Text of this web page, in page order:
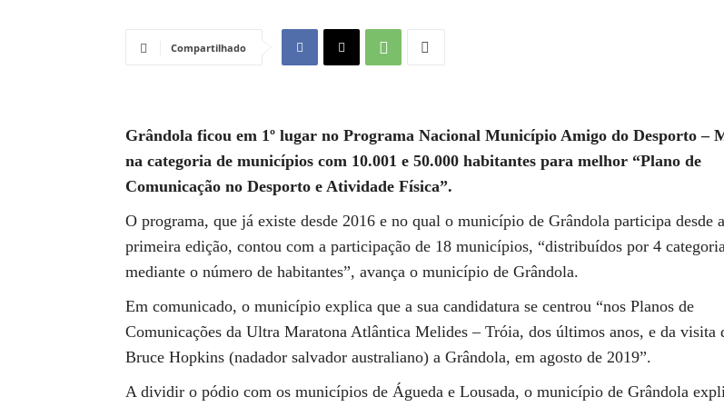
Compartilhado
Grândola ficou em 1º lugar no Programa Nacional Município Amigo do Desporto –
na categoria de municípios com 10.001 e 50.000 habitantes para melhor “Plano de
Comunicação no Desporto e Atividade Física”.
O programa, que já existe desde 2016 e no qual o município de Grândola participa desde a
primeira edição, contou com a participação de 18 municípios, “distribuídos por 4
mediante o número de habitantes”, avança o município de Grândola.
Em comunicado, o município explica que a sua candidatura se centrou “nos Planos de
Comunicações da Ultra Maratona Atlântica Melides – Tróia, dos últimos anos, e da visita
Bruce Hopkins (nadador salvador australiano) a Grândola, em agosto de 2019”.
A dividir o pódio com os municípios de Águeda e Lousada, o município de Grândola